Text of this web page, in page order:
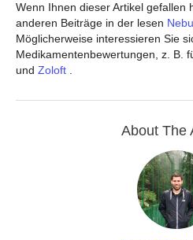
Wenn Ihnen dieser Artikel gefallen
anderen Beiträge in der lesen
Möglicherweise interessieren Sie
Medikamentenbewertungen, z. B.
und Zoloft .
About The